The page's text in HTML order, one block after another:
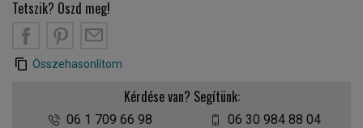
Tetszik? Oszd meg!
Összehasonlítom
Kérdése van? Segítünk:
06 1 709 66 98 06 30 984 88 04